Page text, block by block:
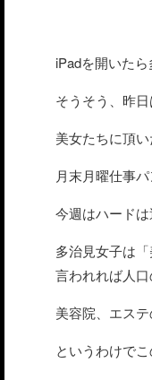
iPadを開いた
そうそう、昨
美女たちに頂
月末月曜仕事
今週はハードは
多治見女子は
言われれば人
美容院、エス
というわけで